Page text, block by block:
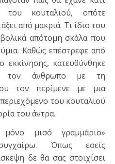
κουταλιού, οπότε
από μακριά. Τι ίδιο του
απότομη σκάλα που
Καθώς επέστρεφε από
κατευθύνθηκε
τον άνθρωπο με τη
τον περίμενε με μια
του κουταλιού
του άντρα.
μόνο μισό γραμμάριο»
Όπως εσείς
δε θα σας στοιχίσει